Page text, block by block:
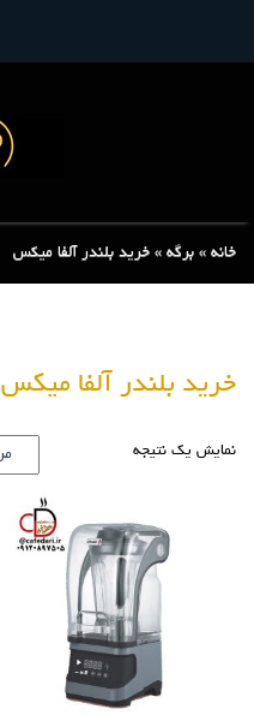
خانه » برگه » خرید بلندر آلفا میکس
خرید بلندر آلفا میکس
نمایش یک نتیجه